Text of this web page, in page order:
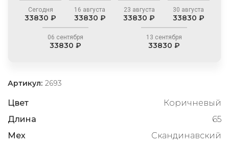
Сегодня
33830 ₽
16 августа
33830 ₽
23 августа
33830 ₽
30 августа
33830 ₽
06 сентября
33830 ₽
13 сентября
33830 ₽
Артикул: 2693
Цвет
Коричневый
Длина
65
Мех
Скандинавский